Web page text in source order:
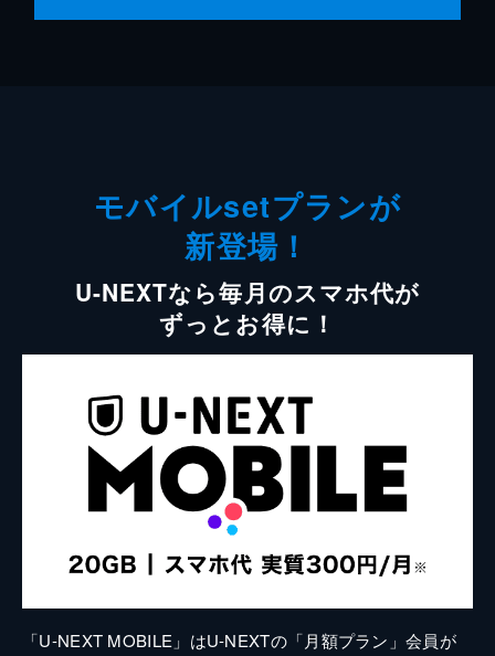
モバイルsetプランが
新登場！
U-NEXTなら毎月のスマホ代が
ずっとお得に！
「U-NEXT MOBILE」はU-NEXTの「月額プラン」会員が